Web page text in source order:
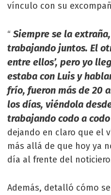
vínculo con su
“ Siempre se la
trabajando juntos. El
entre ellos’, pero yo
estaba con Luis y
frío, fueron más de 20
los días, viéndola
trabajando codo a codo
dejando en claro que el
más allá de que hoy ya
día al frente del
Además, detalló cómo